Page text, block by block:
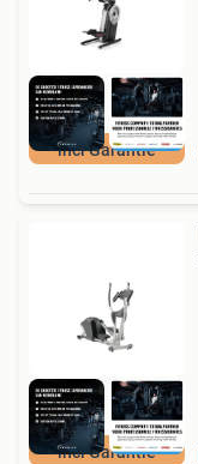
incl Garantie
incl Garantie